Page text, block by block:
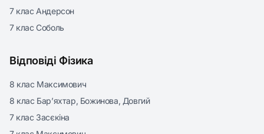
7 клас Андерсон
7 клас Соболь
Відповіді Фізика
8 клас Максимович
8 клас Бар’яхтар, Божинова, Довгий
7 клас Засєкіна